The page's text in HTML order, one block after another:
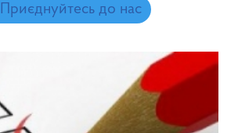
Приєднуйтесь до нас